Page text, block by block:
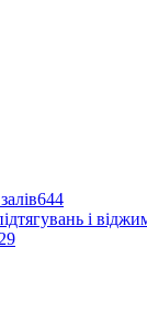
644
і